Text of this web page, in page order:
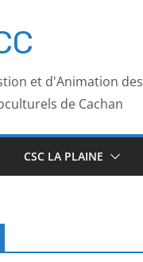
et d'Animation des
de Cachan
CSC LA PLAINE